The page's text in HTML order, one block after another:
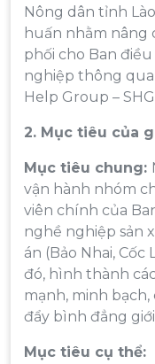
Nông dân tỉnh
huấn nhằm nâng
phối cho Ban
nghiệp thông
Help Group –
2. Mục tiêu của
Mục tiêu chung:
vận hành nhóm
viên chính của
nghề nghiệp sản
án (Bảo Nhai, Cốc
đó, hình thành
mạnh, minh
đẩy bình đẳng
Mục tiêu cụ thể: